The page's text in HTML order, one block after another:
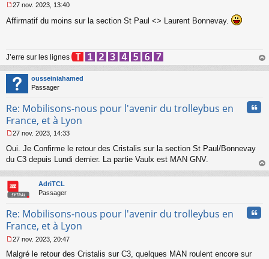
u
e
g
e
n
o
n
u
27 nov. 2023, 13:40
Affirmatif du moins sur la section St Paul <> Laurent Bonnevay.
J’erre sur les lignes
au
ousseiniahamed
Passager
Re: Mobilisons-nous pour l'avenir du trolleybus en
France, et à Lyon
e
s
a
g
e
o
u
27 nov. 2023, 14:33
Oui. Je Confirme le retour des Cristalis sur la section St Paul/Bonnevay
du C3 depuis Lundi dernier. La partie Vaulx est MAN GNV.
au
AdriTCL
Passager
Re: Mobilisons-nous pour l'avenir du trolleybus en
France, et à Lyon
e
27 nov. 2023, 20:47
Malgré le retour des Cristalis sur C3, quelques MAN roulent encore sur